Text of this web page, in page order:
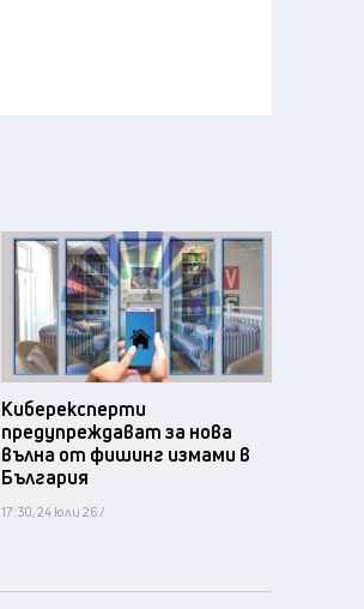
Киберексперти
предупреждават за нова
вълна от фишинг измами в
България
17:30, 24 юли 26 /